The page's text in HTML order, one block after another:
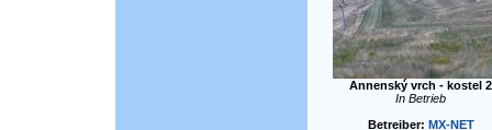
Annenský vrch - kostel 2
In Betrieb
Betreiber: MX-NET